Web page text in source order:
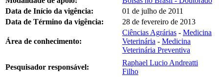
Data de Início da vigência:
01 de julho de 2011
Data de Término da vigência:
28 de fevereiro de 2013
Área de conhecimento:
Ciências Agrárias - Medicina
Veterinária - Medicina
Veterinária Preventiva
Pesquisador responsável:
Raphael Lucio Andreatti
Filho